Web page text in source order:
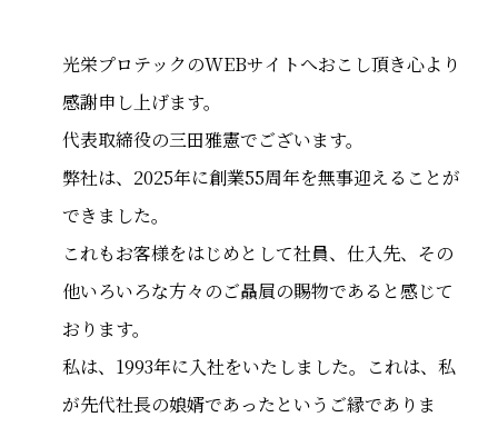
光栄プロテックのWEBサイトへおこし頂き心より
感謝申し上げます。
代表取締役の三田雅憲でございます。
弊社は、2025年に創業55周年を無事迎えることが
できました。
これもお客様をはじめとして社員、仕入先、その
他いろいろな方々のご贔屓の賜物であると感じて
おります。
私は、1993年に入社をいたしました。これは、私
が先代社長の娘婿であったというご縁でありま